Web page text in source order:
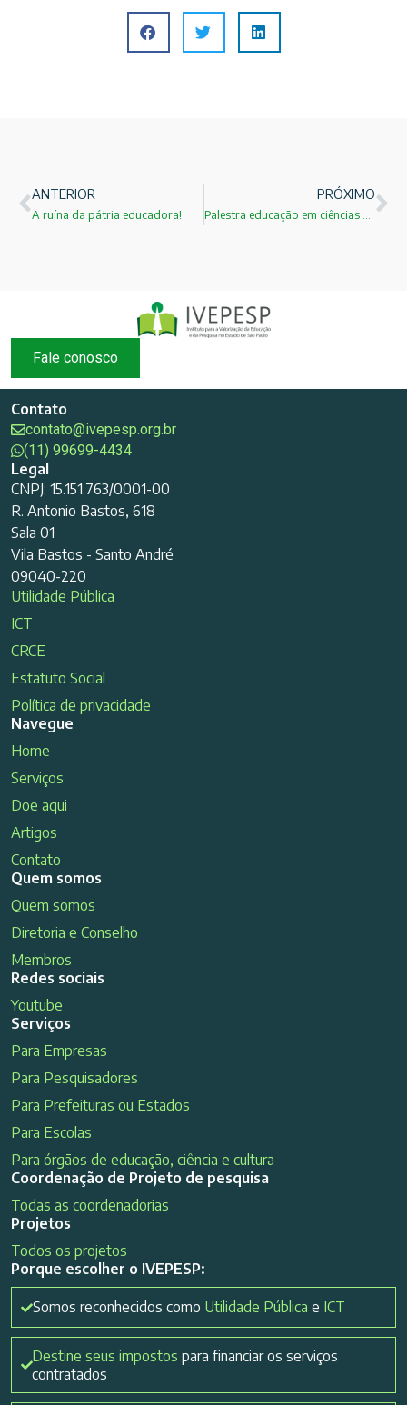
ANTERIOR
A ruína da pátria educadora!
PRÓXIMO
Fale conosco
Contato
contato@ivepesp.org.br
(11) 99699-4434
Legal
CNPJ: 15.151.763/0001-00
R. Antonio Bastos, 618
Sala 01
Vila Bastos - Santo André
09040-220
Utilidade Pública
ICT
CRCE
Estatuto Social
Política de privacidade
Navegue
Home
Serviços
Doe aqui
Artigos
Contato
Quem somos
Quem somos
Diretoria e Conselho
Membros
Redes sociais
Youtube
Serviços
Para Empresas
Para Pesquisadores
Para Prefeituras ou Estados
Para Escolas
Para órgãos de educação, ciência e cultura
Coordenação de Projeto de pesquisa
Todas as coordenadorias
Projetos
Todos os projetos
Porque escolher o IVEPESP:
Somos reconhecidos como Utilidade Pública e ICT
Destine seus impostos para financiar os serviços
contratados